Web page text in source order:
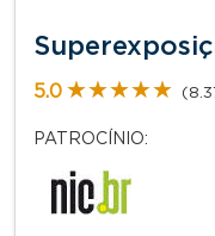
5.0 ★★★★★
★★★★★
PATROCÍNIO: